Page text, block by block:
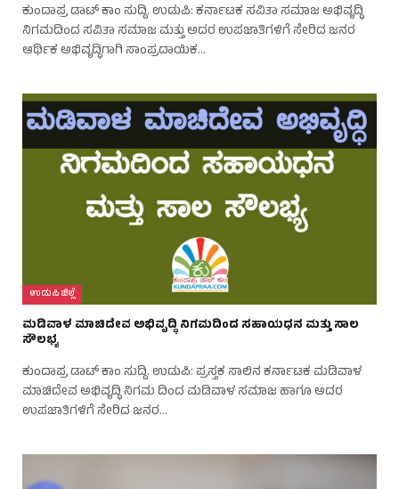
ಕುಂದಾಪ್ರ ಡಾಟ್ ಕಾಂ ಸುದ್ದಿ. ಉಡುಪಿ: ಕರ್ನಾಟಕ ಸವಿತಾ ಸಮಾಜ ಅಭಿವೃದ್ಧಿ
ನಿಗಮದಿಂದ ಸವಿತಾ ಸಮಾಜ ಮತ್ತು ಅದರ ಉಪಜಾತಿಗಳಿಗೆ ಸೇರಿದ ಜನರ
ಆರ್ಥಿಕ ಅಭಿವೃದ್ಧಿಗಾಗಿ ಸಾಂಪ್ರದಾಯಿಕ…
ಉಡುಪಿ ಜಿಲ್ಲೆ
ಮಡಿವಾಳ ಮಾಚಿದೇವ ಅಭಿವೃದ್ಧಿ ನಿಗಮದಿಂದ ಸಹಾಯಧನ ಮತ್ತು ಸಾಲ
ಸೌಲಭ್ಯ
ಕುಂದಾಪ್ರ ಡಾಟ್ ಕಾಂ ಸುದ್ದಿ. ಉಡುಪಿ: ಪ್ರಸ್ತಕ ಸಾಲಿನ ಕರ್ನಾಟಕ ಮಡಿವಾಳ
ಮಾಚಿದೇವ ಅಭಿವೃದ್ಧಿ ನಿಗಮ ದಿಂದ ಮಡಿವಾಳ ಸಮಾಜ ಹಾಗೂ ಅದರ
ಉಪಜಾತಿಗಳಿಗೆ ಸೇರಿದ ಜನರ…